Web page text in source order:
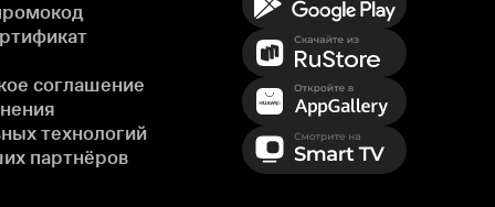
соглашение
технологий
партнёров